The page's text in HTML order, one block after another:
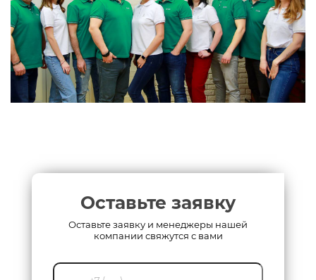
Оставьте заявку
Оставьте заявку и менеджеры нашей
компании свяжутся с вами